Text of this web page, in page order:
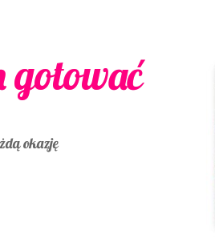
okazję